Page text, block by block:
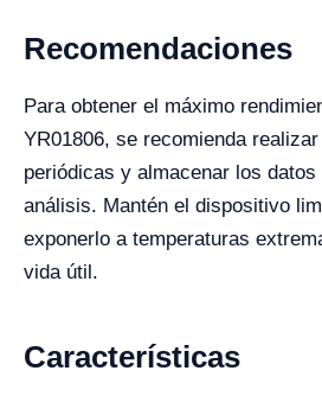
Recomendaciones
Para obtener el máximo
YR01806, se recomienda
periódicas y almacenar los
análisis. Mantén el dispositivo
exponerlo a temperaturas
vida útil.
Características